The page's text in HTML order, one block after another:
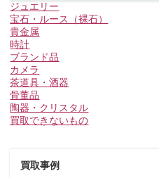
ジュエリー
宝石・ルース（裸石）
貴金属
時計
ブランド品
カメラ
茶道具・酒器
骨董品
陶器・クリスタル
買取できないもの
買取事例